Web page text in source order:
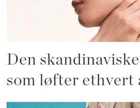
Den
som løfter ethvert